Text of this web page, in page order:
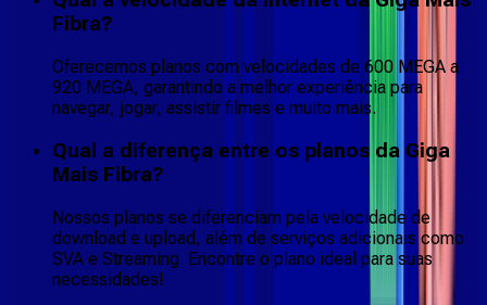
Fibra?
Oferecemos planos com velocidades de 600 MEGA a
920 MEGA, garantindo a melhor experiência para
navegar, jogar, assistir filmes e muito mais.
Qual a diferença entre os planos da Giga
Mais Fibra?
Nossos planos se diferenciam pela velocidade de
download e upload, além de serviços adicionais como
SVA e Streaming. Encontre o plano ideal para suas
necessidades!